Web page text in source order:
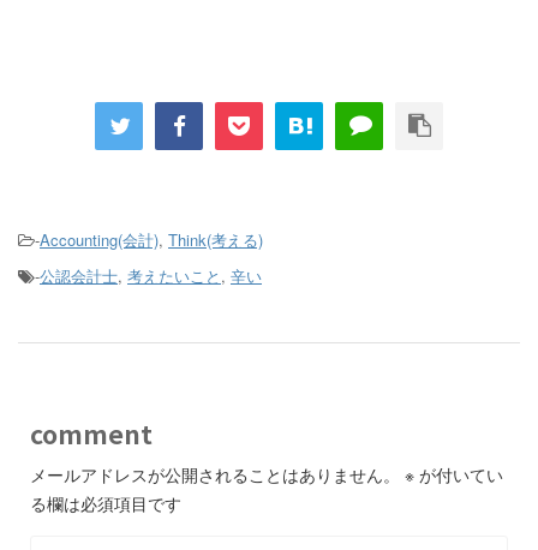
-Accounting(会計), Think(考える)
-公認会計士, 考えたいこと , 辛い
comment
メールアドレスが公開されることはありません。 ※ が付いてい
る欄は必須項目です